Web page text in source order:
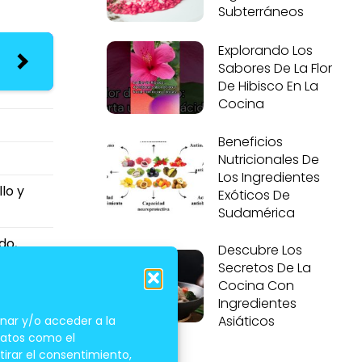
y/o acceder a la
como el
el consentimiento,
y
Subterráneos
Explorando Los
Sabores De La Flor
De Hibisco En La
Cocina
Beneficios
Nutricionales De
Los Ingredientes
Exóticos De
Sudamérica
Descubre Los
Secretos De La
Cocina Con
Ingredientes
Asiáticos